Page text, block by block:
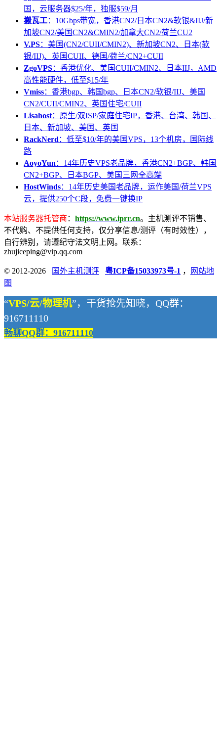
国，云服务器$25/年，独服$59/月
搬瓦工：10Gbps带宽，香港CN2/日本CN2&软银&IIJ/新
加坡CN2/美国CN2&CMIN2/加拿大CN2/荷兰CU2
V.PS：美国(CN2/CUII/CMIN2)、新加坡CN2、日本(软
银/IIJ)、英国CUII、德国/荷兰/CN2+CUII
ZgoVPS：香港优化、美国CUII/CMIN2、日本IIJ，AMD
高性能硬件，低至$15/年
Vmiss：香港bgp、韩国bgp、日本CN2/软银/IIJ、美国
CN2/CUII/CMIN2、英国住宅/CUII
Lisahost：原生/双ISP/家庭住宅IP，香港、台湾、韩国、
日本、新加坡、美国、英国
RackNerd ：低至$10/年的美国VPS，13个机房，国际线
路
AoyoYun ：14年历史VPS老品牌，香港CN2+BGP、韩国
CN2+BGP、日本BGP、美国三网全高端
HostWinds：14年历史美国老品牌，运作美国/荷兰VPS
云，提供250个C段，免费一键换IP
本站服务器托管商 ： https://www.iprr.cn。主机测评不销售、
不代购、不提供任何支持，仅分享信息/测评（有时效性），
自行辨别，请遵纪守法文明上网。联系：
zhujiceping@vip.qq.com
© 2012-2026 国外主机测评 粤ICP备15033973号-1 ，
网站地
图
“VPS/云/物理机”，干货抢先知晓，QQ群：
916711110
畅聊QQ群：916711110